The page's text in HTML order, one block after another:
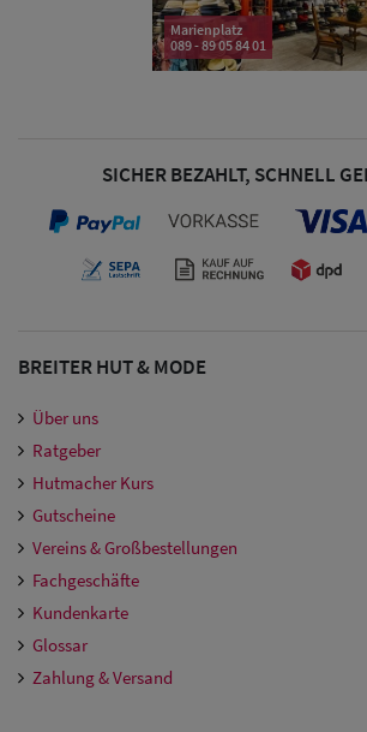
Sonnenschilder
Snapback Caps
Damen Caps
Großgrößen
Marienplatz
089 - 89 05 84 01
SICHER BEZAHLT, SCHNELL
BREITER HUT & MODE
Über uns
Ratgeber
Hutmacher Kurs
Gutscheine
Vereins & Großbestellungen
Fachgeschäfte
Kundenkarte
Glossar
Zahlung & Versand